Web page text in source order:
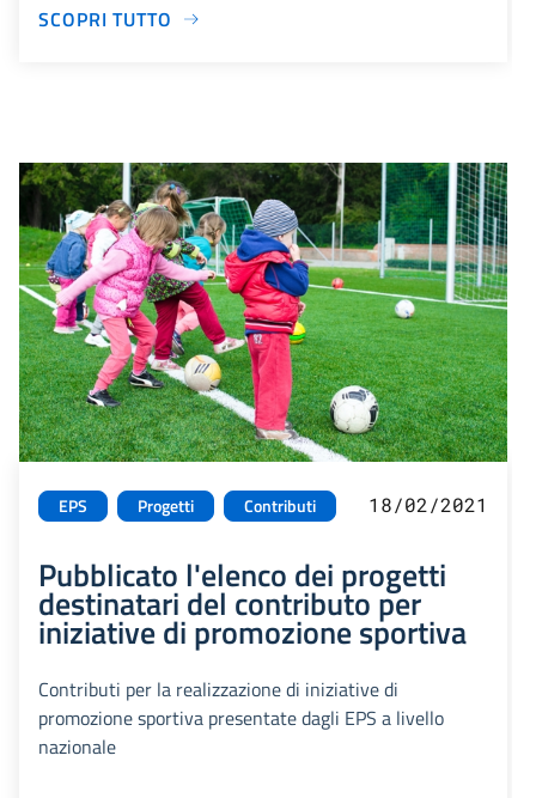
SCOPRI TUTTO
EPS Progetti Contributi 18/02/2021
Pubblicato l'elenco dei progetti
destinatari del contributo per
iniziative di promozione sportiva
Contributi per la realizzazione di iniziative di
promozione sportiva presentate dagli EPS a livello
nazionale